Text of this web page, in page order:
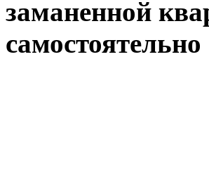
заманенной